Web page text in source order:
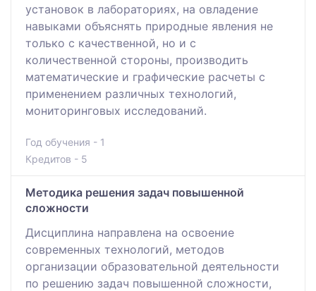
установок в лабораториях, на овладение
навыками объяснять природные явления не
только с качественной, но и с
количественной стороны, производить
математические и графические расчеты с
применением различных технологий,
мониторинговых исследований.
Год обучения - 1
Кредитов - 5
Методика решения задач повышенной
сложности
Дисциплина направлена на освоение
современных технологий, методов
организации образовательной деятельности
по решению задач повышенной сложности,